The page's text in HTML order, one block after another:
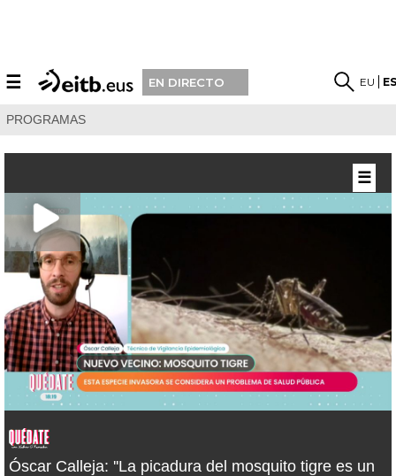
☰ EN DIRECTO EU
PROGRAMAS
Óscar Calleja: ''La picadura del mosquito tigre es un
☰